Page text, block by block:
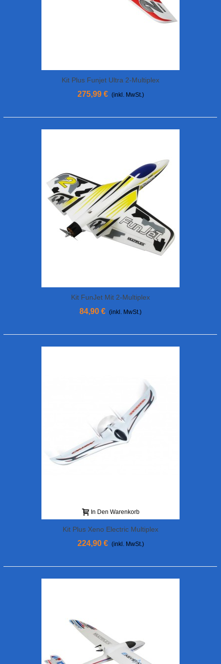
Kit Plus Funjet Ultra 2-Multiplex
275,99 € (inkl. MwSt.)
Kit FunJet Mit 2-Multiplex
84,90 € (inkl. MwSt.)
In Den Warenkorb
Kit Plus Xeno Electric Multiplex
224,90 € (inkl. MwSt.)